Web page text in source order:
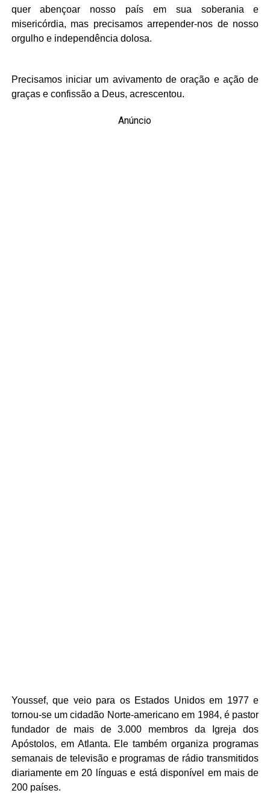
quer abençoar nosso país em sua soberania e
misericórdia, mas precisamos arrepender-nos de nosso
orgulho e independência dolosa.
Precisamos iniciar um avivamento de oração e ação de
graças e confissão a Deus, acrescentou.
Anúncio
Youssef, que veio para os Estados Unidos em 1977 e
tornou-se um cidadão Norte-americano em 1984, é pastor
fundador de mais de 3.000 membros da Igreja dos
Apóstolos, em Atlanta. Ele também organiza programas
semanais de televisão e programas de rádio transmitidos
diariamente em 20 línguas e está disponível em mais de
200 países.